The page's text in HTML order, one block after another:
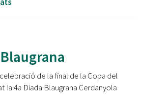
de la final de la Copa del
la 4a Diada Blaugrana Cerdanyola